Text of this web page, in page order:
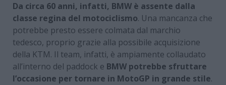
Da circa 60 anni, infatti, BMW è assente dalla
classe regina del motociclismo. Una mancanza che
potrebbe presto essere colmata dal marchio
tedesco, proprio grazie alla possibile acquisizione
della KTM. Il team, infatti, è ampiamente collaudato
all’interno del paddock e BMW potrebbe sfruttare
l’occasione per tornare in MotoGP in grande stile.